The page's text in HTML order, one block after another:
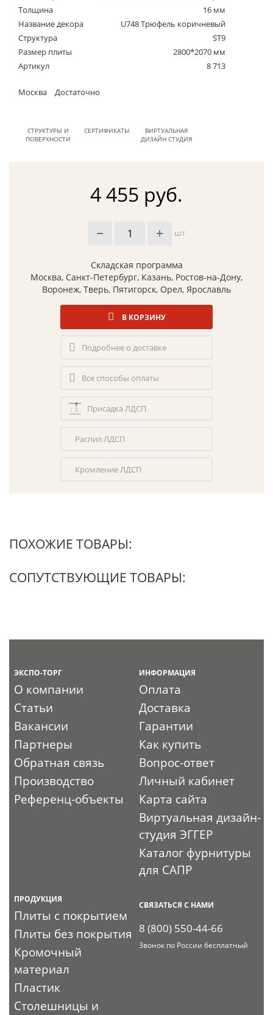
Толщина
16 мм
Название декора
U748 Трюфель коричневый
Структура
ST9
Размер плиты
2800*2070 мм
Артикул
8 713
Москва Достаточно
СТРУКТУРЫ И
ПОВЕРХНОСТИ
СЕРТИФИКАТЫ
ВИРТУАЛЬНАЯ
ДИЗАЙН СТУДИЯ
4 455 руб.
шт
Складская программа
Москва, Санкт-Петербург, Казань, Ростов-на-Дону,
Воронеж, Тверь, Пятигорск, Орел, Ярославль
В КОРЗИНУ
Подробнее о доставке
Все способы оплаты
Присадка ЛДСП
Распил ЛДСП
Кромление ЛДСП
ПОХОЖИЕ ТОВАРЫ:
СОПУТСТВУЮЩИЕ ТОВАРЫ:
ЭКСПО-ТОРГ
О компании
Статьи
Вакансии
Партнеры
Обратная связь
Производство
Референц-объекты
ИНФОРМАЦИЯ
Оплата
Доставка
Гарантии
Как купить
Вопрос-ответ
Личный кабинет
Карта сайта
Виртуальная дизайн-
студия ЭГГЕР
Каталог фурнитуры
для САПР
ПРОДУКЦИЯ
Плиты с покрытием
Плиты без покрытия
Кромочный
материал
Пластик
Столешницы и
СВЯЗАТЬСЯ С НАМИ
8 (800) 550-44-66
Звонок по России бесплатный